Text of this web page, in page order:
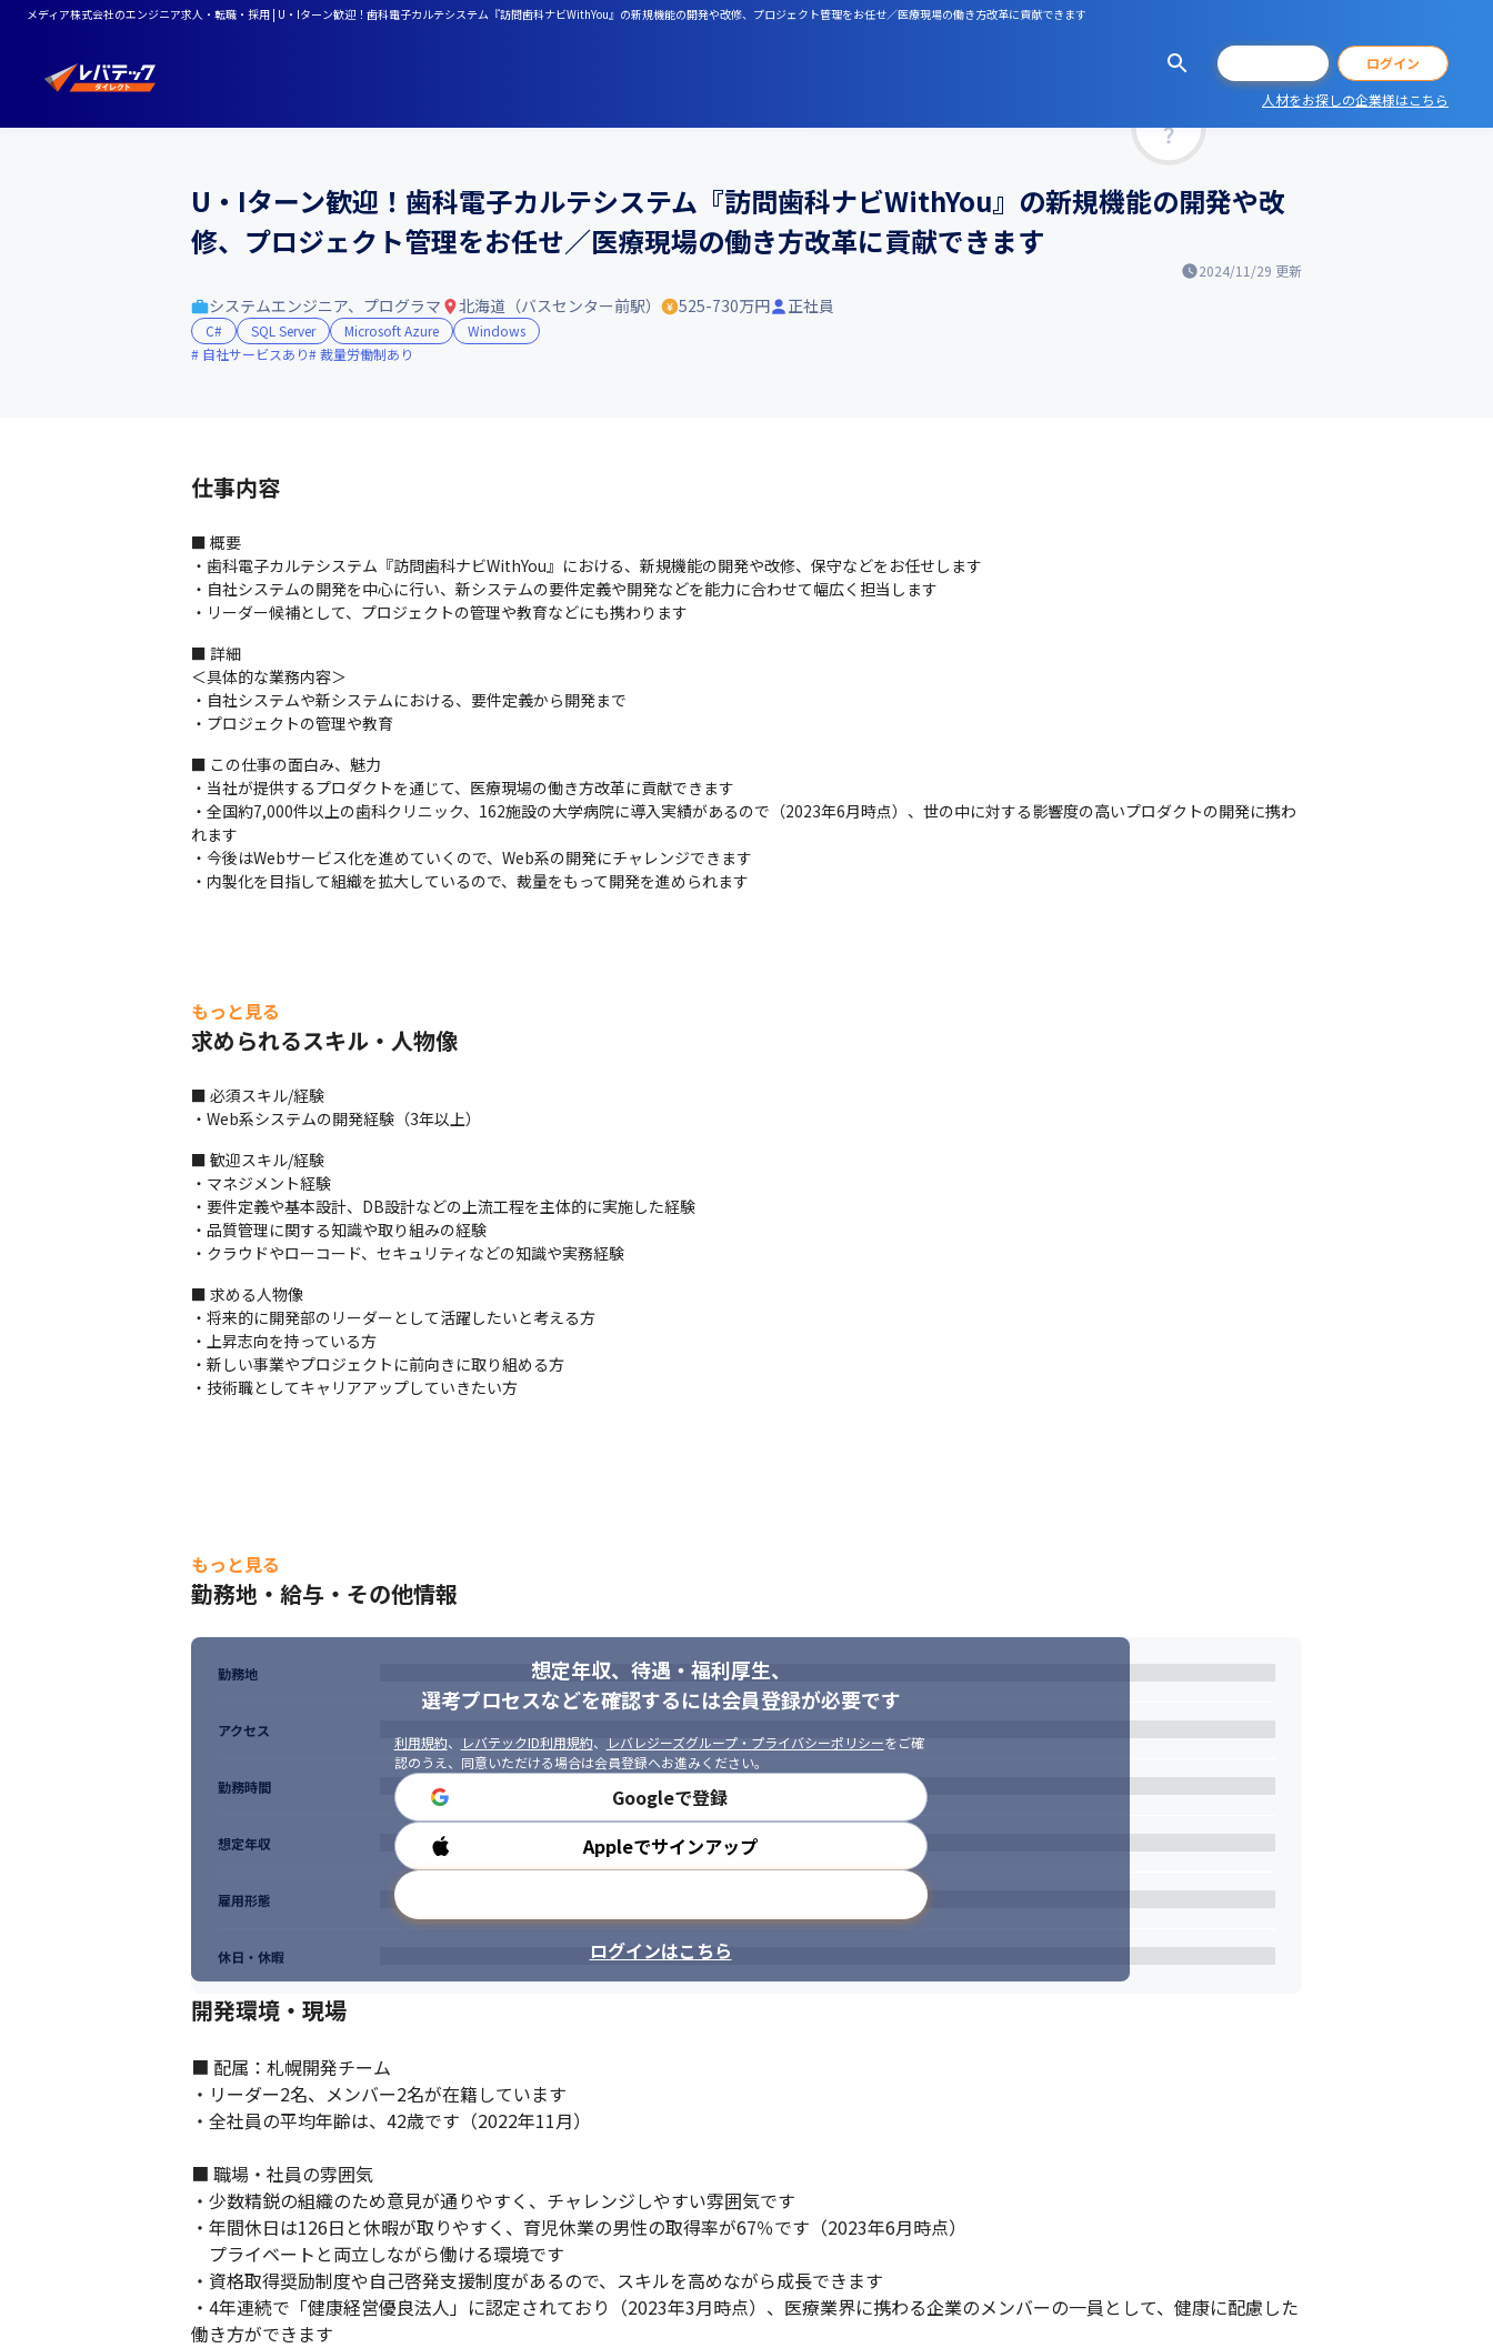
メディア株式会社のエンジニア求人・転職・採用 | U・Iターン歓迎！歯科電子カルテシステム『訪問歯科ナビWithYou』の新規機能の開発や改修、プロジェクト管理をお任せ／医療現場の働き方改革に貢献できます
ログイン
人材をお探しの企業様はこちら
U・Iターン歓迎！歯科電子カルテシステム『訪問歯科ナビWithYou』の新規機能の開発や改
修、プロジェクト管理をお任せ／医療現場の働き方改革に貢献できます
2024/11/29 更新
システムエンジニア、プログラマ 北海道（バスセンター前駅） 525-730万円 正社員
C# SQL Server Microsoft Azure
Windows
自社サービスあり
裁量労働制あり
仕事内容
■ 概要
・歯科電子カルテシステム『訪問歯科ナビWithYou』における、新規機能の開発や改修、保守などをお任せします
・自社システムの開発を中心に行い、新システムの要件定義や開発などを能力に合わせて幅広く担当します
・リーダー候補として、プロジェクトの管理や教育などにも携わります
■ 詳細
＜具体的な業務内容＞
・自社システムや新システムにおける、要件定義から開発まで
・プロジェクトの管理や教育
■ この仕事の面白み、魅力
・当社が提供するプロダクトを通じて、医療現場の働き方改革に貢献できます
・全国約7,000件以上の歯科クリニック、162施設の大学病院に導入実績があるので（2023年6月時点）、世の中に対する影響度の高いプロダクトの開発に携わ
れます
・今後はWebサービス化を進めていくので、Web系の開発にチャレンジできます
・内製化を目指して組織を拡大しているので、裁量をもって開発を進められます
もっと見る
求められるスキル・人物像
■ 必須スキル/経験
・Web系システムの開発経験（3年以上）
■ 歓迎スキル/経験
・マネジメント経験
・要件定義や基本設計、DB設計などの上流工程を主体的に実施した経験
・品質管理に関する知識や取り組みの経験
・クラウドやローコード、セキュリティなどの知識や実務経験
■ 求める人物像
・将来的に開発部のリーダーとして活躍したいと考える方
・上昇志向を持っている方
・新しい事業やプロジェクトに前向きに取り組める方
・技術職としてキャリアアップしていきたい方
もっと見る
勤務地・給与・その他情報
想定年収、待遇・福利厚生、
選考プロセスなどを確認するには会員登録が必要です
利用規約、 レバテックID利用規約、 レバレジーズグループ・プライバシーポリシーをご確
認のうえ、同意いただける場合は会員登録へお進みください。
Googleで登録
Appleでサインアップ
ログインはこちら
勤務地
アクセス
勤務時間
想定年収
雇用形態
休日・休暇
開発環境・現場
■ 配属：札幌開発チーム
・リーダー2名、メンバー2名が在籍しています
・全社員の平均年齢は、42歳です（2022年11月）
■ 職場・社員の雰囲気
・少数精鋭の組織のため意見が通りやすく、チャレンジしやすい雰囲気です
・年間休日は126日と休暇が取りやすく、育児休業の男性の取得率が67％です（2023年6月時点）
プライベートと両立しながら働ける環境です
・資格取得奨励制度や自己啓発支援制度があるので、スキルを高めながら成長できます
・4年連続で「健康経営優良法人」に認定されており（2023年3月時点）、医療業界に携わる企業のメンバーの一員として、健康に配慮した
働き方ができます